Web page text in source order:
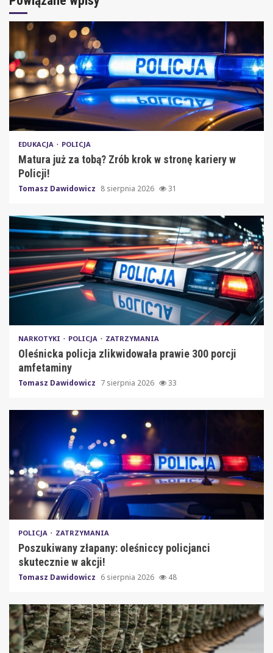
EDUKACJA POLICJA
Matura już za tobą? Zrób krok w stronę kariery w
Policji!
Tomasz Dawidowicz 8 sierpnia 2026 31
NARKOTYKI POLICJA ZATRZYMANIA
Oleśnicka policja zlikwidowała prawie 300 porcji
amfetaminy
Tomasz Dawidowicz 7 sierpnia 2026 33
POLICJA ZATRZYMANIA
Poszukiwany złapany: oleśniccy policjanci
skutecznie w akcji!
Tomasz Dawidowicz 6 sierpnia 2026 48